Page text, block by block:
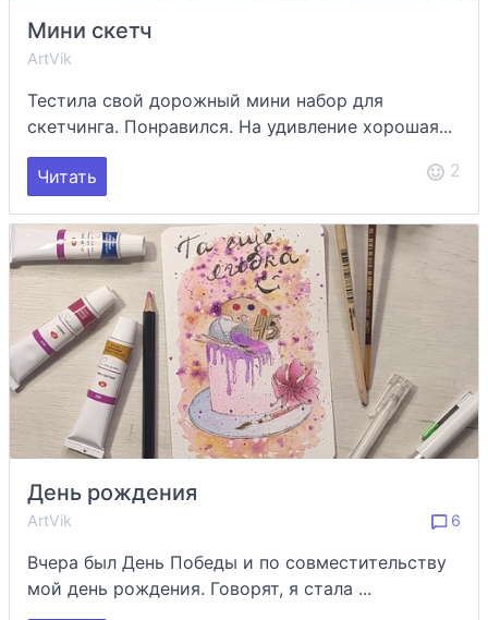
Мини скетч
ArtVik
Тестила свой дорожный мини набор для
скетчинга. Понравился. На удивление хорошая...
Читать 2
День рождения
ArtVik 6
Вчера был День Победы и по совместительству
мой день рождения. Говорят, я стала ...